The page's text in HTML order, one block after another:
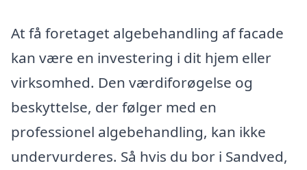
At få foretaget algebehandling af facade
kan være en investering i dit hjem eller
virksomhed. Den værdiforøgelse og
beskyttelse, der følger med en
professionel algebehandling, kan ikke
undervurderes. Så hvis du bor i Sandved,